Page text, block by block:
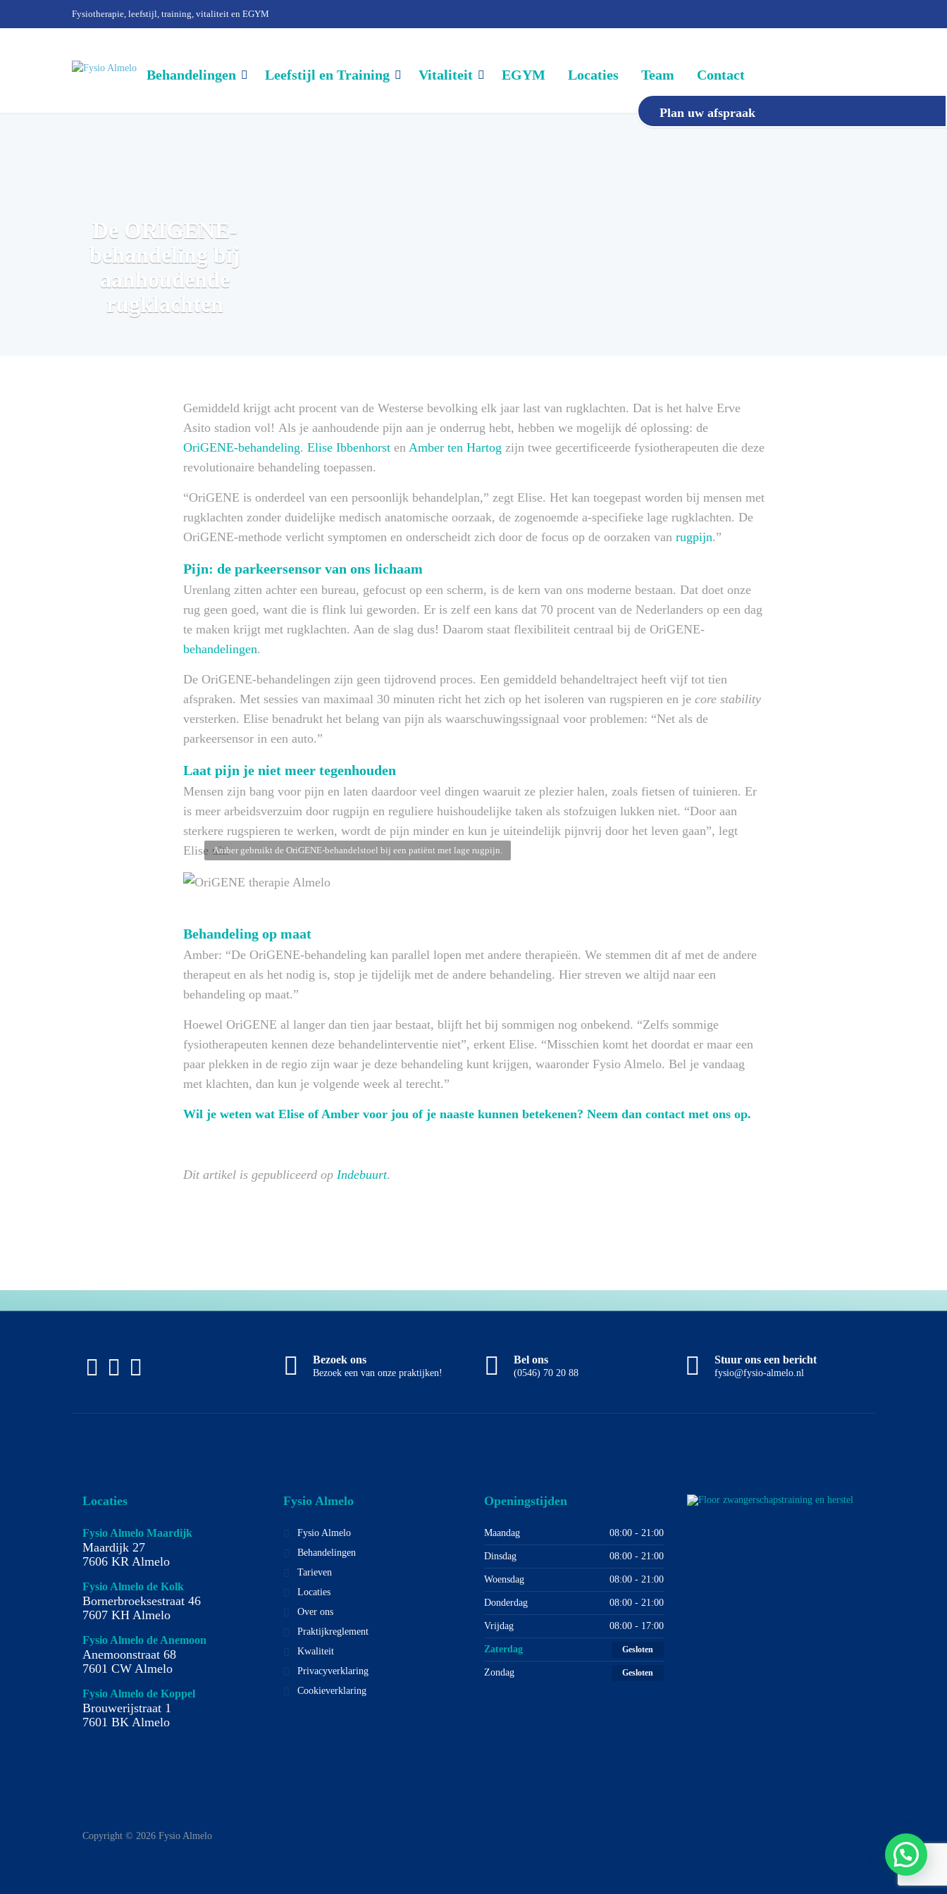
Fysiotherapie, leefstijl, training, vitaliteit en EGYM
Behandelingen Leefstijl en Training Vitaliteit EGYM Locaties Team Contact
Plan uw afspraak
De ORIGENE-
behandeling bij
aanhoudende
rugklachten
Gemiddeld krijgt acht procent van de Westerse bevolking elk jaar last van rugklachten. Dat is het halve Erve
Asito stadion vol! Als je aanhoudende pijn aan je onderrug hebt, hebben we mogelijk dé oplossing: de
OriGENE-behandeling. Elise Ibbenhorsten Amber ten Hartog zijn twee gecertificeerde fysiotherapeuten die deze
revolutionaire behandeling toepassen.
“OriGENE is onderdeel van een persoonlijk behandelplan,” zegt Elise. Het kan toegepast worden bij mensen met
rugklachten zonder duidelijke medisch anatomische oorzaak, de zogenoemde a-specifieke lage rugklachten. De
OriGENE-methode verlicht symptomen en onderscheidt zich door de focus op de oorzaken van rugpijn.”
Pijn: de parkeersensor van ons lichaam
Urenlang zitten achter een bureau, gefocust op een scherm, is de kern van ons moderne bestaan. Dat doet onze
rug geen goed, want die is flink lui geworden. Er is zelf een kans dat 70 procent van de Nederlanders op een dag
te maken krijgt met rugklachten. Aan de slag dus! Daarom staat flexibiliteit centraal bij de OriGENE-
behandelingen.
De OriGENE-behandelingen zijn geen tijdrovend proces. Een gemiddeld behandeltraject heeft vijf tot tien
afspraken. Met sessies van maximaal 30 minuten richt het zich op het isoleren van rugspieren en je core stability
versterken. Elise benadrukt het belang van pijn als waarschuwingssignaal voor problemen: “Net als de
parkeersensor in een auto.”
Laat pijn je niet meer tegenhouden
Mensen zijn bang voor pijn en laten daardoor veel dingen waaruit ze plezier halen, zoals fietsen of tuinieren. Er
is meer arbeidsverzuim door rugpijn en reguliere huishoudelijke taken als stofzuigen lukken niet. “Door aan
sterkere rugspieren te werken, wordt de pijn minder en kun je uiteindelijk pijnvrij door het leven gaan”, legt
Elise uit.Amber gebruikt de OriGENE-behandelstoel bij een patiënt met lage rugpijn.
Behandeling op maat
Amber: “De OriGENE-behandeling kan parallel lopen met andere therapieën. We stemmen dit af met de andere
therapeut en als het nodig is, stop je tijdelijk met de andere behandeling. Hier streven we altijd naar een
behandeling op maat.”
Hoewel OriGENE al langer dan tien jaar bestaat, blijft het bij sommigen nog onbekend. “Zelfs sommige
fysiotherapeuten kennen deze behandelinterventie niet”, erkent Elise. “Misschien komt het doordat er maar een
paar plekken in de regio zijn waar je deze behandeling kunt krijgen, waaronder Fysio Almelo. Bel je vandaag
met klachten, dan kun je volgende week al terecht.”
Wil je weten wat Elise of Amber voor jou of je naaste kunnen betekenen? Neem dan contact met ons op.
Dit artikel is gepubliceerd op Indebuurt.
Bezoek ons
Bezoek een van onze praktijken!
Bel ons
(0546) 70 20 88
Stuur ons een bericht
fysio@fysio-almelo.nl
Locaties
Fysio Almelo Maardijk
Maardijk 27
7606 KR Almelo
Fysio Almelo de Kolk
Bornerbroeksestraat 46
7607 KH Almelo
Fysio Almelo de Anemoon
Anemoonstraat 68
7601 CW Almelo
Fysio Almelo de Koppel
Brouwerijstraat 1
7601 BK Almelo
Fysio Almelo
Fysio Almelo
Behandelingen
Tarieven
Locaties
Over ons
Praktijkreglement
Kwaliteit
Privacyverklaring
Cookieverklaring
Openingstijden
Maandag 08:00 - 21:00
Dinsdag 08:00 - 21:00
Woensdag 08:00 - 21:00
Donderdag 08:00 - 21:00
Vrijdag 08:00 - 17:00
Zaterdag Gesloten
Zondag Gesloten
Copyright © 2026 Fysio Almelo